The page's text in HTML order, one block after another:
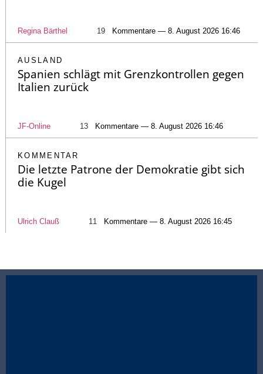
Regina Bärthel 19 Kommentare — 8. August 2026 16:46
AUSLAND
Spanien schlägt mit Grenzkontrollen gegen
Italien zurück
JF-Online 13 Kommentare — 8. August 2026 16:46
KOMMENTAR
Die letzte Patrone der Demokratie gibt sich
die Kugel
Ulrich Clauß 11 Kommentare — 8. August 2026 16:45